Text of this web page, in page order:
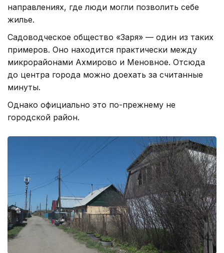
направлениях, где люди могли позволить себе
жилье.
Садоводческое общество «Заря» — один из таких
примеров. Оно находится практически между
микрорайонами Ахмирово и Меновное. Отсюда
до центра города можно доехать за считанные
минуты.
Однако официально это по-прежнему не
городской район.